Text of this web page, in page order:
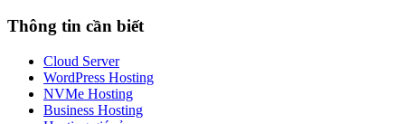
Thông tin cần biết
Cloud Server
WordPress Hosting
NVMe Hosting
Business Hosting